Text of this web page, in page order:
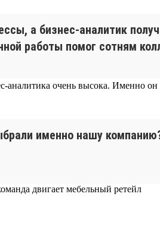
а бизнес-аналитик
работы помог сотням
очень высока. Именно он
именно нашу